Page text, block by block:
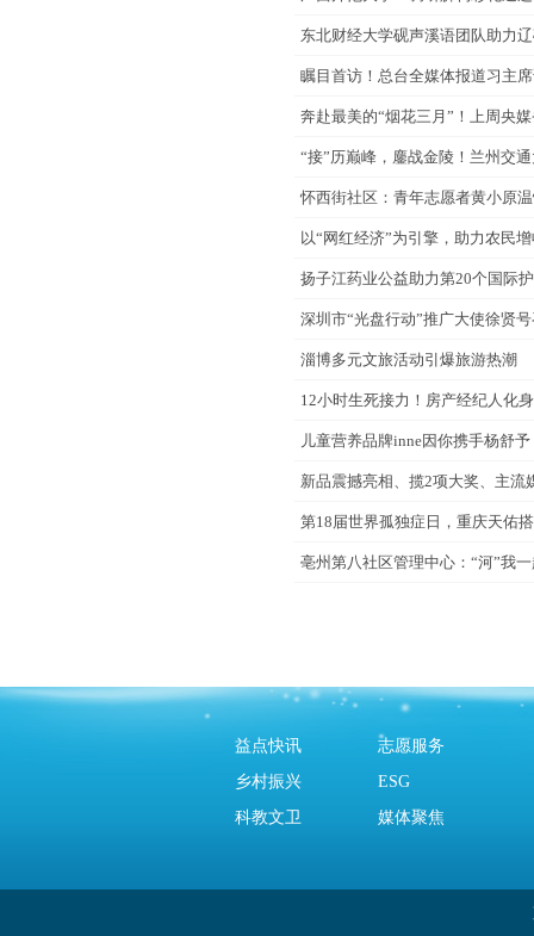
东北财经大学砚声溪语团队助力
瞩目首访！总台全媒体报道习主
奔赴最美的“烟花三月”！上周央
“接”历巅峰，鏖战金陵！兰州交
怀西街社区：青年志愿者黄小原
以“网红经济”为引擎，助力农民
扬子江药业公益助力第20个国际
深圳市“光盘行动”推广大使徐贤
淄博多元文旅活动引爆旅游热潮
12小时生死接力！房产经纪人化
儿童营养品牌inne因你携手杨舒
新品震撼亮相、揽2项大奖、主流
第18届世界孤独症日，重庆天佑
亳州第八社区管理中心：“河”我
益点快讯
志愿服务
乡村振兴
ESG
科教文卫
媒体聚焦